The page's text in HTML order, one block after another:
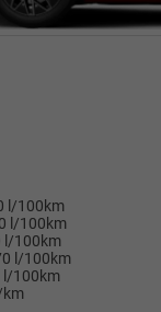
l/100km
l/100km
l/100km
l/100km
l/100km
km